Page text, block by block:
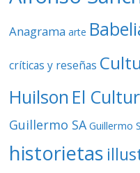
Anagrama arte
críticas y reseñas
Huilson El
Guillermo SA Guillermo
historietas